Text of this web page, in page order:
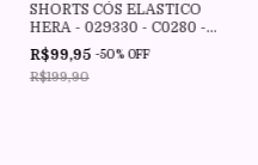
SHORTS CÓS ELASTICO
HERA - 029330 - C0280 -
VERDE MENTA - VESTEM
R$99,95 -50% OFF
R$199,90